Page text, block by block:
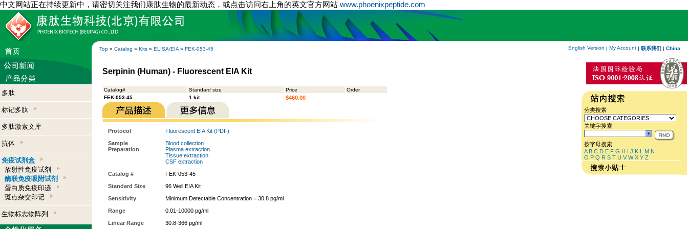
中文网站正在持续更新中，请密切关注我们康肽生物的最新动态，或点击访问右上角的英文官方网站 www.phoenixpeptide.com
Top » Catalog » Kits » ELISA/EIA » FEK-053-45 English Version | My Account | 联系我们 | China
多肽
标记多肽
多肽激素文库
抗体
免疫试剂盒
放射性免疫试剂
酶联免疫吸附试剂
蛋白质免疫印迹
斑点杂交印记
生物标志物阵列
Serpinin (Human) - Fluorescent EIA Kit
Catalog# Standard size Price
Order
FEK-053-45
1 kit $460.00
Protocol
Fluorescent EIA Kit (PDF)
Sample
Preparation
Blood collection
Plasma extraction
Tissue extraction
CSF extraction
Catalog #
FEK-053-45
Standard Size
96 Well EIA Kit
Sensitivity
Minimum Detectable Concentration = 30.8 pg/ml
Range
0.01-10000 pg/ml
Linear Range
30.8-366 pg/ml
分类搜索
关键字搜索
按字母搜索
A B C D E F G H I J K L M N
O P Q R S T U V W X Y Z